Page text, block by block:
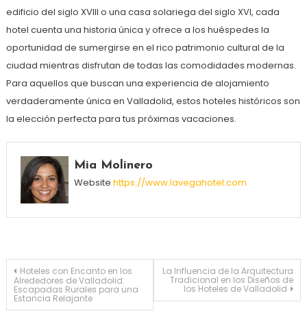
edificio del siglo XVIII o una casa solariega del siglo XVI, cada
hotel cuenta una historia única y ofrece a los huéspedes la
oportunidad de sumergirse en el rico patrimonio cultural de la
ciudad mientras disfrutan de todas las comodidades modernas.
Para aquellos que buscan una experiencia de alojamiento
verdaderamente única en Valladolid, estos hoteles históricos son
la elección perfecta para tus próximas vacaciones.
Mia Molinero
Website https://www.lavegahotel.com
Navegación
de
Hoteles con Encanto en los
Alrededores de Valladolid:
Escapadas Rurales para una
Estancia Relajante
La Influencia de la Arquitectura
Tradicional en los Diseños de
los Hoteles de Valladolid